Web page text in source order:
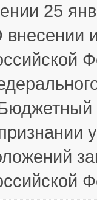
25
внесении